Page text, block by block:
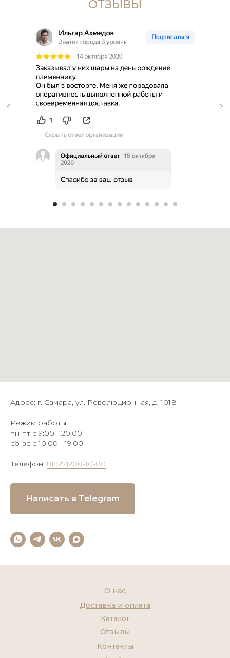
ОТЗЫВЫ
Адрес: г. Самара, ул. Революционная, д. 101В
Режим работы:
пн-пт с 9:00 - 20:00
сб-вс с 10:00 - 19:00
Телефон: 8(927)200-10-80
Написать в Telegram
Контакты
Каталог
О нас
Доставка и оплата
Отзывы